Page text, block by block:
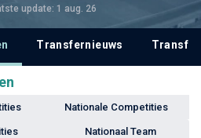
update: 1 aug. 26
Transfernieuws
Nationale Competities
Nationaal Team